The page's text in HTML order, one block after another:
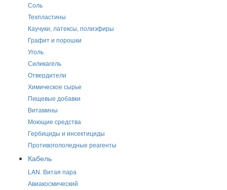
Соль
Техпластины
Каучуки, латексы, полиэфиры
Графит и порошки
Уголь
Силикагель
Отвердители
Химическое сырье
Пищевые добавки
Витамины
Моющие средства
Гербициды и инсектициды
Противогололедные реагенты
Кабель
LAN. Витая пара
Авиакосмический